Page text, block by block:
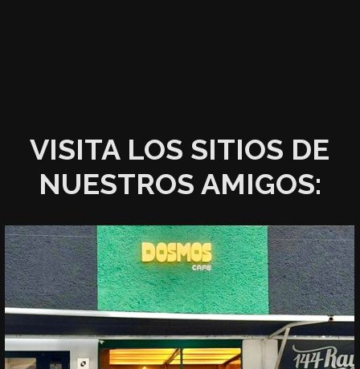
VISITA LOS SITIOS DE
NUESTROS AMIGOS: